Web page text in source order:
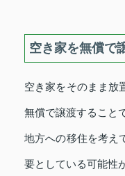
空き家を無償で
空き家をそのまま放
無償で譲渡すること
地方への移住を考え
要としている可能性